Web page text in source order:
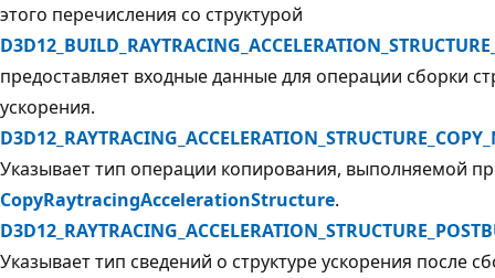
этого перечисления со структурой
предоставляет входные данные для операции сборки
ускорения.
Указывает тип операции копирования, выполняемой
CopyRaytracingAccelerationStructure.
Указывает тип сведений о структуре ускорения после